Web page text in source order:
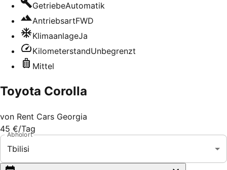
GetriebeAutomatik
AntriebsartFWD
KlimaanlageJa
KilometerstandUnbegrenzt
Mittel
Toyota Corolla
von Rent Cars Georgia
45 €/Tag
Abholort
Tbilisi